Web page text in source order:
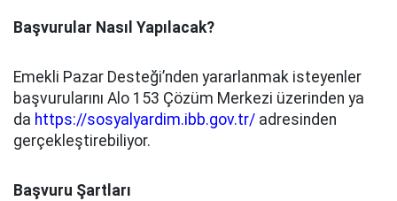
Başvurular Nasıl Yapılacak?
Emekli Pazar Desteği’nden yararlanmak isteyenler
başvurularını Alo 153 Çözüm Merkezi üzerinden ya
da https://sosyalyardim.ibb.gov.tr/ adresinden
gerçekleştirebiliyor.
Başvuru Şartları